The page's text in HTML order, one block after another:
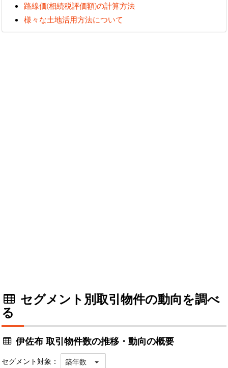
路線価(相続税評価額)の計算方法
様々な土地活用方法について
セグメント別取引物件の動向を調べ
る
伊佐布 取引物件数の推移・動向の概要
セグメント対象： 築年数